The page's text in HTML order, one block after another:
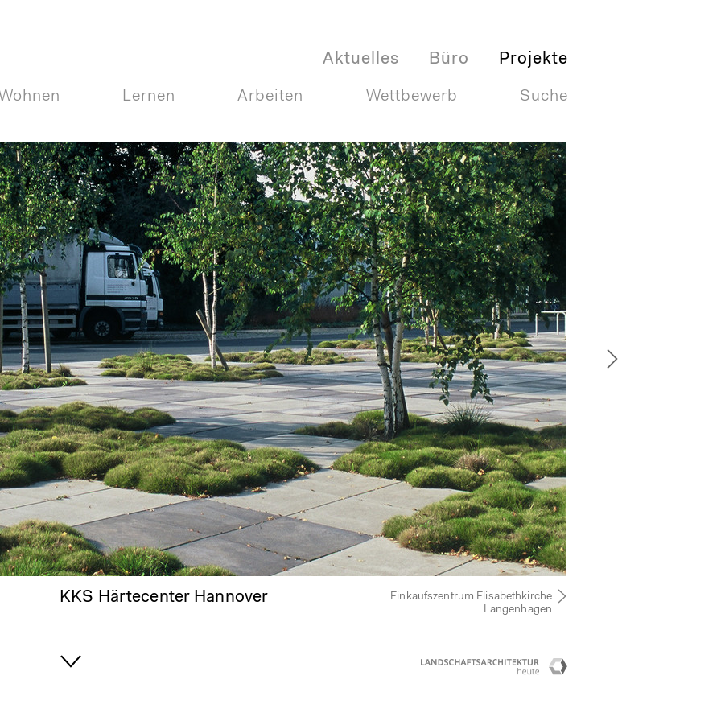
Aktuelles Büro Projekte
Wohnen Lernen Arbeiten Wettbewerb Suche
Einkaufszentrum Elisabethkirche
Langenhagen
KKS Härtecenter Hannover
Landschaftsarchitektur heute